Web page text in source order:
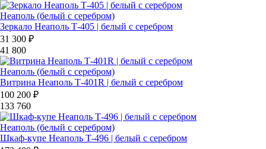
Неаполь (белый с серебром)
Зеркало Неаполь Т-405 | белый с серебром
31 300 ₽
41 800
Неаполь (белый с серебром)
Витрина Неаполь Т-401R | белый с серебром
100 200 ₽
133 760
Неаполь (белый с серебром)
Шкаф-купе Неаполь Т-496 | белый с серебром